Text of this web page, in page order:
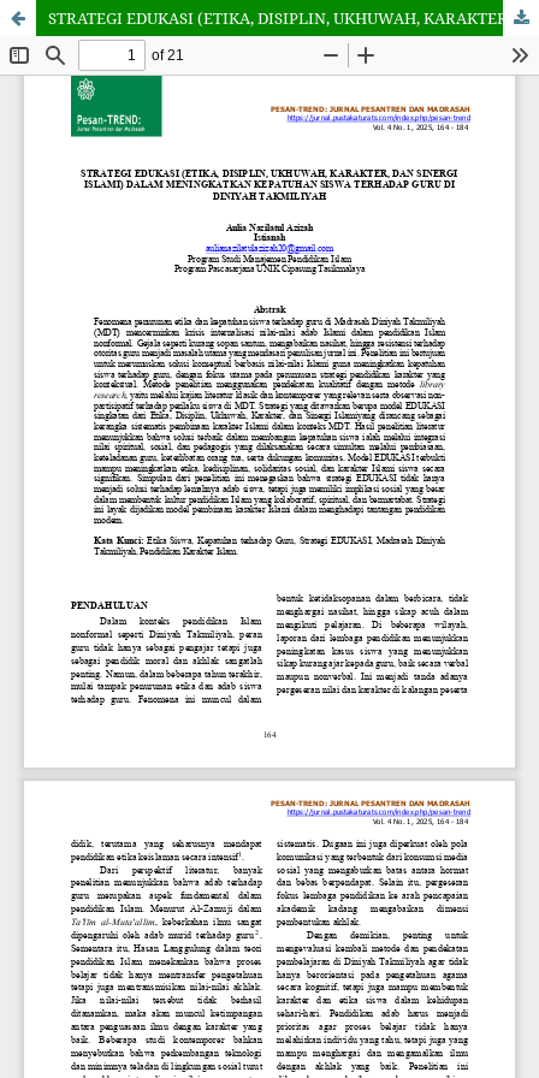
STRATEGI EDUKASI (ETIKA, DISIPLIN, UKHUWAH, KARAKTER, DAN SINERGI ISLAMI) DALAM MENINGKATKAN KEPATUHAN SISWA TERHADAP GURU DI DINIYAH TAKMILIYAH